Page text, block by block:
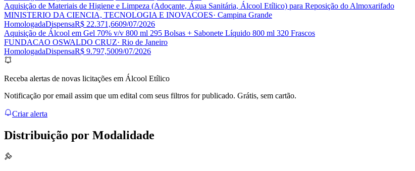
Aquisição de Materiais de Higiene e Limpeza (Adoçante, Água Sanitária, Álcool Etílico) para Reposição do Almoxarifado
MINISTERIO DA CIENCIA, TECNOLOGIA E INOVACOES· Campina Grande
HomologadaDispensaR$ 22.371,6609/07/2026
Aquisição de Álcool em Gel 70% v/v 800 ml 295 Bolsas + Sabonete Líquido 800 ml 320 Frascos
FUNDACAO OSWALDO CRUZ· Rio de Janeiro
HomologadaDispensaR$ 9.797,5009/07/2026
Receba alertas de novas licitações em Álcool Etílico
Notificação por email assim que um edital com seus filtros for publicado. Grátis, sem cartão.
Criar alerta
Distribuição por Modalidade